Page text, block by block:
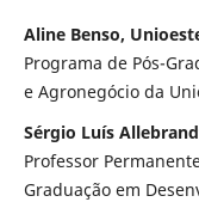
Aline Benso,
Programa de Pós-
e Agronegócio da
Sérgio Luís
Professor
Graduação em